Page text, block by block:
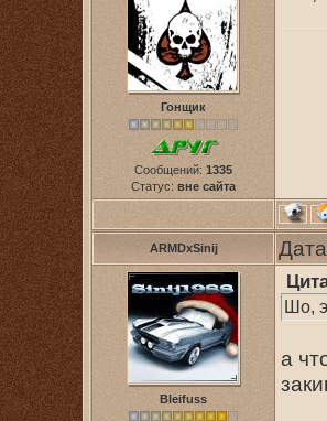
Гонщик
Сообщений: 1335
Статус: вне сайта
ARMDxSinij
Bleifuss
Шо,
а